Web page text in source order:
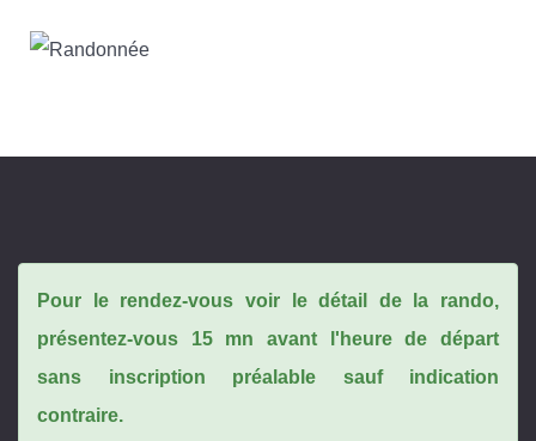
Pour le rendez-vous voir le détail de la rando,
présentez-vous 15 mn avant l'heure de départ
sans inscription préalable sauf indication
contraire.